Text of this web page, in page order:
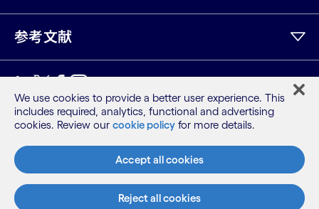
参考文献
LinkedIn
Twitter
Facebook
Instagram
Youtube
サイトマップ
利用規約
プライバシーポリシー
Cookieポリシー
©2026 Cognizant, all rights reserved
We use cookies to provide a better user experience. This
includes required, analytics, functional and advertising
cookies. Review our cookie policy for more details.
Accept all cookies
Reject all cookies